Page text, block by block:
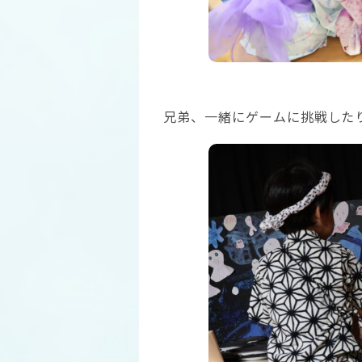
兄弟、一緒にゲームに挑戦し